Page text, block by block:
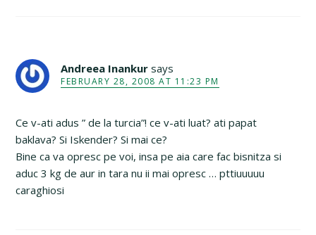
Andreea Inankur says
FEBRUARY 28, 2008 AT 11:23 PM
Ce v-ati adus ” de la turcia”! ce v-ati luat? ati papat
baklava? Si Iskender? Si mai ce?
Bine ca va opresc pe voi, insa pe aia care fac bisnitza si
aduc 3 kg de aur in tara nu ii mai opresc … pttiuuuuu
caraghiosi